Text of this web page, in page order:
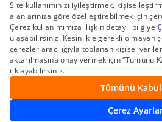
Duyurular ve Kampanyalar
© 2026 Gedik Yatırım Menkul